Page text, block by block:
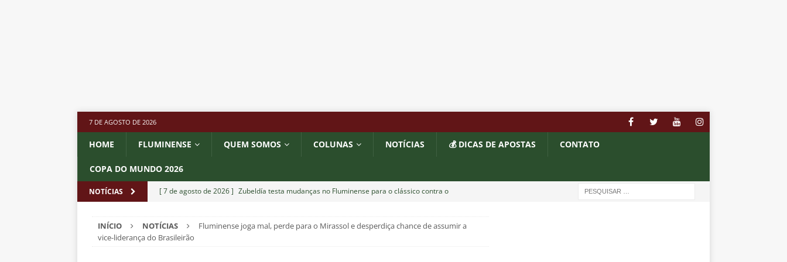
7 DE AGOSTO DE 2026
HOME FLUMINENSE QUEM SOMOS COLUNAS NOTÍCIAS 💰 DICAS DE APOSTAS CONTATO
COPA DO MUNDO 2026
NOTÍCIAS [ 7 de agosto de 2026 ] Zubeldía testa mudanças no Fluminense para o clássico contra o
[ 7 de agosto de 2026 ] Conmebol divulga escala de arbitragem para Fluminense x Independiente
INÍCIO NOTÍCIAS
Fluminense joga mal, perde para o Mirassol e desperdiça chance de assumir a
vice-liderança do Brasileirão